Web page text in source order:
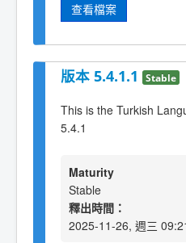
查看檔案
版本 5.4.1.1 Stable
This is the Turkish
5.4.1
Maturity
Stable
釋出時間：
2025-11-26, 週三